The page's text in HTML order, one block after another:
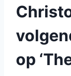
op